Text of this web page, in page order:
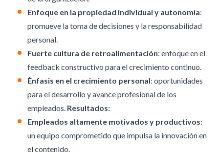
Enfoque en la propiedad individual y autonomía:
promueve la toma de decisiones y la responsabilidad
personal.
Fuerte cultura de retroalimentación: enfoque en el
feedback constructivo para el crecimiento continuo.
Énfasis en el crecimiento personal: oportunidades
para el desarrollo y avance profesional de los
empleados. Resultados:
Empleados altamente motivados y productivos:
un equipo comprometido que impulsa la innovación en
el contenido.